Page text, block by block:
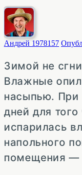
Андрей 1978157
Зимой не
Влажные
насыпью.
дней для
испарилась
напольного
помещения —